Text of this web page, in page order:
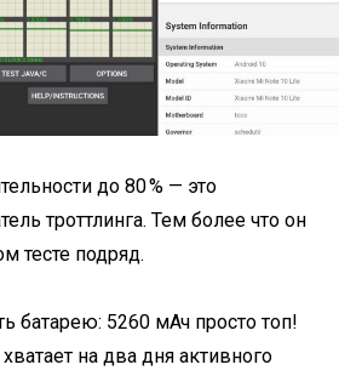
до 80 % — это
троттлинга. Тем более что он
тесте подряд.
батарею: 5260 мАч просто топ!
на два дня активного